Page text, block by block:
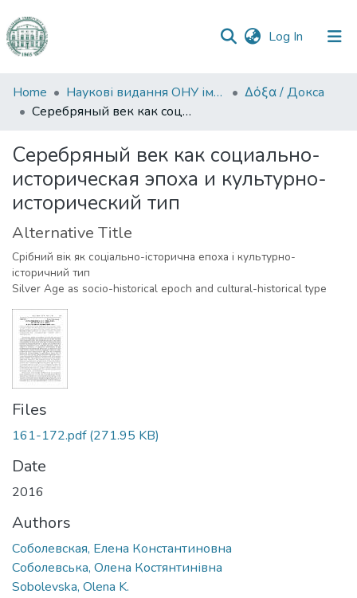
Log In (current)
Communities
&
All of DSpace
Statistics
Home Наукові видання ОНУ імені І. І. Мечникова
Δόξα / Докса
Серебряный век как социально- историческая эпоха и культурно-исторический тип
Серебряный век как социально-
историческая эпоха и культурно-
исторический тип
Alternative Title
Срібний вік як соціально-історична епоха і культурно-
історичний тип
Silver Аge as socio-historical epoch and cultural-historical type
Files
161-172.pdf(271.95 KB)
Date
2016
Authors
Соболевская, Елена Константиновна
Соболевська, Олена Костянтинівна
Sobolevska, Olena K.